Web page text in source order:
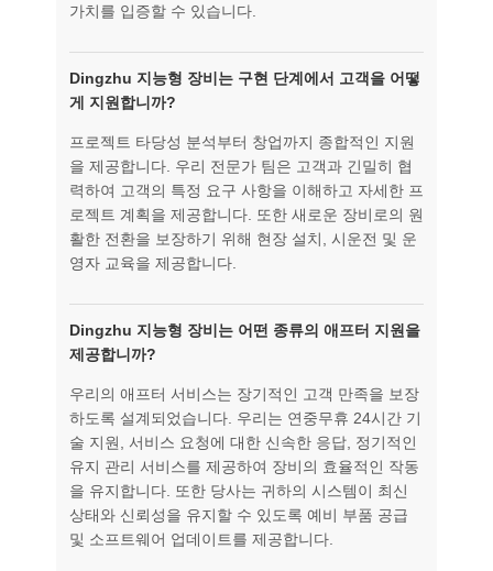
가치를 입증할 수 있습니다.
Dingzhu 지능형 장비는 구현 단계에서 고객을 어떻
게 지원합니까?
프로젝트 타당성 분석부터 창업까지 종합적인 지원
을 제공합니다. 우리 전문가 팀은 고객과 긴밀히 협
력하여 고객의 특정 요구 사항을 이해하고 자세한 프
로젝트 계획을 제공합니다. 또한 새로운 장비로의 원
활한 전환을 보장하기 위해 현장 설치, 시운전 및 운
영자 교육을 제공합니다.
Dingzhu 지능형 장비는 어떤 종류의 애프터 지원을
제공합니까?
우리의 애프터 서비스는 장기적인 고객 만족을 보장
하도록 설계되었습니다. 우리는 연중무휴 24시간 기
술 지원, 서비스 요청에 대한 신속한 응답, 정기적인
유지 관리 서비스를 제공하여 장비의 효율적인 작동
을 유지합니다. 또한 당사는 귀하의 시스템이 최신
상태와 신뢰성을 유지할 수 있도록 예비 부품 공급
및 소프트웨어 업데이트를 제공합니다.